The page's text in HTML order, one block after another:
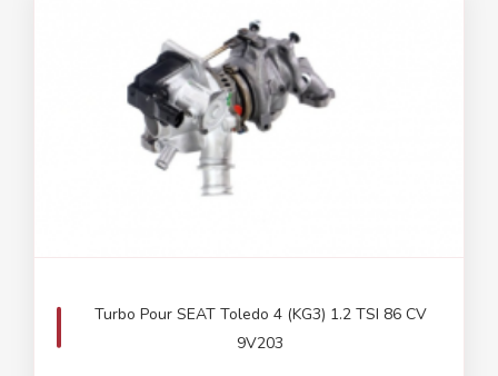
Turbo Pour SEAT Toledo 4 (KG3) 1.2 TSI 86 CV
9V203